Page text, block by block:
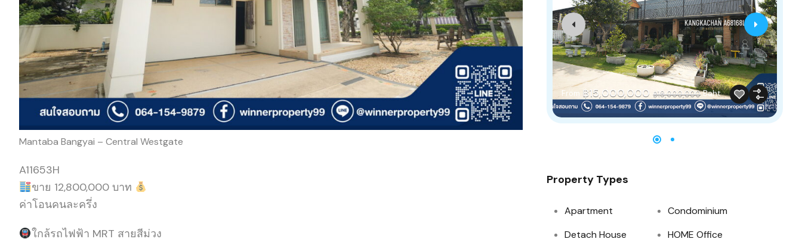
Mantaba Bangyai – Central Westgate
A11653H
ขาย 12,800,000 บาท
ค่าโอนคนละครึ่ง
ใกล้รถไฟฟ้า MRT สายสีม่วง
From ฿15,000,000 ฿18,000,000 Baht
Property Types
Apartment
Condominium
Detach House
HOME Office